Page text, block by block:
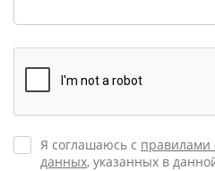
Я соглашаюсь с правилами
данных, указанных в